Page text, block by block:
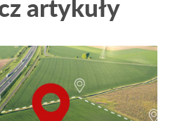
artykuły